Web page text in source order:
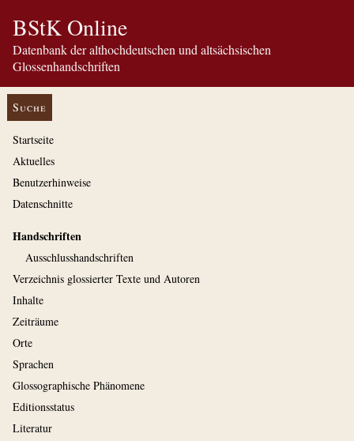
BStK Online
Datenbank der althochdeutschen und altsächsischen
Glossenhandschriften
Suche
Startseite
Aktuelles
Benutzerhinweise
Datenschnitte
Handschriften
Ausschluss­handschriften
Verzeichnis glossierter Texte und Autoren
Inhalte
Zeiträume
Orte
Sprachen
Glossographische Phänomene
Editionsstatus
Literatur